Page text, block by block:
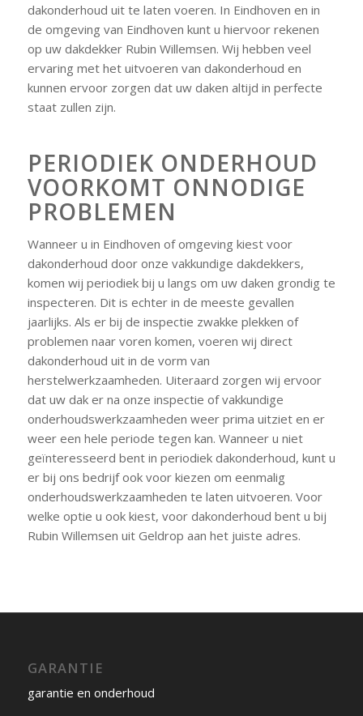
dakonderhoud uit te laten voeren. In Eindhoven en in
de omgeving van Eindhoven kunt u hiervoor rekenen
op uw dakdekker Rubin Willemsen. Wij hebben veel
ervaring met het uitvoeren van dakonderhoud en
kunnen ervoor zorgen dat uw daken altijd in perfecte
staat zullen zijn.
PERIODIEK ONDERHOUD
VOORKOMT ONNODIGE
PROBLEMEN
Wanneer u in Eindhoven of omgeving kiest voor
dakonderhoud door onze vakkundige dakdekkers,
komen wij periodiek bij u langs om uw daken grondig te
inspecteren. Dit is echter in de meeste gevallen
jaarlijks. Als er bij de inspectie zwakke plekken of
problemen naar voren komen, voeren wij direct
dakonderhoud uit in de vorm van
herstelwerkzaamheden. Uiteraard zorgen wij ervoor
dat uw dak er na onze inspectie of vakkundige
onderhoudswerkzaamheden weer prima uitziet en er
weer een hele periode tegen kan. Wanneer u niet
geïnteresseerd bent in periodiek dakonderhoud, kunt u
er bij ons bedrijf ook voor kiezen om eenmalig
onderhoudswerkzaamheden te laten uitvoeren. Voor
welke optie u ook kiest, voor dakonderhoud bent u bij
Rubin Willemsen uit Geldrop aan het juiste adres.
GARANTIE
garantie en onderhoud